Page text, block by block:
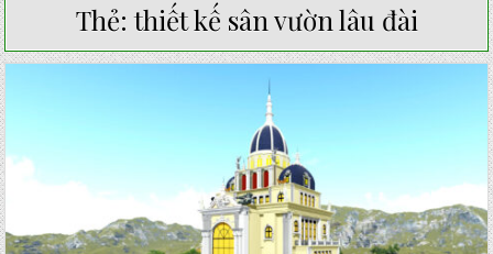
Thẻ:thiết kế sân vườn lâu đài